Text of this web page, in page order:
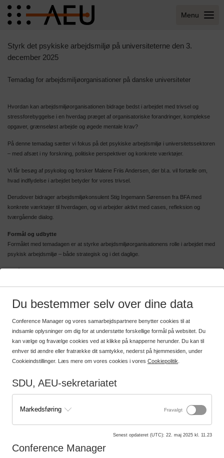
Menu
Styrk det psykiske arbejdsmiljø på universiteterne den 3.
december 2025
Temadag for arbejdsmiljøorganisationer på danske universiteter
Hvordan kan arbejdsmiljøorganisationen bidrage bedst i arbejdet med trivsel og
stressforebyggelse i en hverdag præget af organisatoriske forandringer, komplekse
opgaver, grænseløst arbejde og øgede mentale krav?
På denne temadag sætter vi fokus på det psykiske arbejdsmiljø i universitetssektoren
– med afsæt i ny forskning, politiske perspektiver og konkrete værktøjer.
Vi får besøg af psykolog og forsker Malene Friis Andersen, der bl.a. vil fortælle om,
hvad indflydelse i arbejdet betyder for vores trivsel.
Derudover bidrager arbejdsmiljøkonsulent Stig Ingemann Sørensen fra BFA med
konkrete værktøjer til hverdagen, og vi arbejder aktivt med cases, refleksion og
tværgående dialog.
Formål og udbytte
Formålet med temadagen er at styrke arbejdsmiljøorganisationens rolle i arbejdet med
psykisk arbejdsmiljø – både strategisk og i det daglige.
og opbygge netværk.
Målgruppe
Temadagen henvender sig til medlemmer af arbejdsmiljøorganisationer på danske
universiteter, herunder arbejdsmiljørepræsentanter,
arbejdsmiljøledere, arbejdsmiljøkonsulenter/-professionelle samt andre ansatte der
arbejder med at fremme et godt psykisk arbejdsmiljø.
Birgitte Aagaard Zethsen, organisationspsykolog, SDU
Du finder programmether. Orienter dig grundigt i programmet, hvor start- og
Afholdelsessted
Du bestemmer selv over dine data
Conference Manager og vores samarbejdspartnere benytter cookies til at
indsamle oplysninger om dig for at understøtte forskellige formål på websitet. Du
kan vælge og fravælge cookies ved at klikke på knapperne herunder. Du kan til
enhver tid ændre eller fratrække dit samtykke, nederst på hjemmesiden, under
Cookieindstillinger. Læs mere om vores cookies i vores Cookiepolitik
SDU, AEU-sekretariatet
Markedsføring Fravalgt
Senest opdateret (UTC): 22. maj 2025 kl. 11.23
Conference Manager